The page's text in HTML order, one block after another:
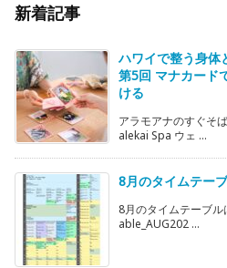
新着記事
ハワイで整う身体
第5回 マナカード
ける
アラモアナのすぐそ
alekai Spa ウェ ...
8月のタイムテー
8月のタイムテーブ
able_AUG202 ...